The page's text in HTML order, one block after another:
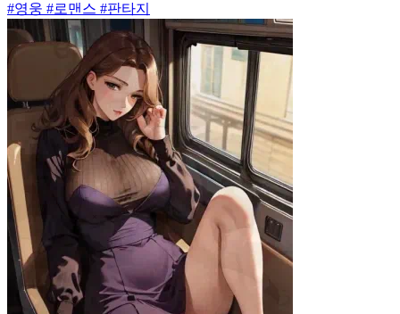
#영웅 #로맨스 #판타지